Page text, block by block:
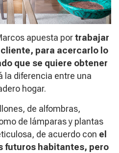
apuesta portrabajar
para acercarlo lo
que se quiere obtener
la diferencia entre una
hogar.
de alfombras,
de lámparas y plantas
de acuerdo con el
futuros habitantes, pero